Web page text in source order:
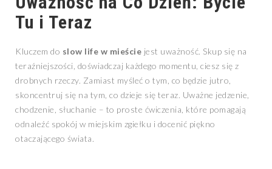
Tu i Teraz
Kluczem do slow life w mieście jest uważność. Skup się na
teraźniejszości, doświadczaj każdego momentu, ciesz się z
drobnych rzeczy. Zamiast myśleć o tym, co będzie jutro,
skoncentruj się na tym, co dzieje się teraz. Uważne jedzenie,
chodzenie, słuchanie – to proste ćwiczenia, które pomagają
odnaleźć spokój w miejskim zgiełku i docenić piękno
otaczającego świata.